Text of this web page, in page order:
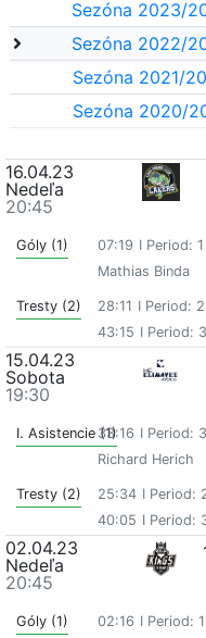
Sezóna 2023/
Sezóna 2022/
Sezóna 2021/
Sezóna 2020/
16.04.23
Nedeľa
20:45
Góly (1) 07:19 I Period: 1
Mathias Binda
Tresty (2) 28:11 I Period: 2
43:15 I Period: 3
15.04.23
Sobota
19:30
I. Asistencie (1)33:16 I Period: 3
Richard Herich
Tresty (2) 25:34 I Period:
40:05 I Period:
02.04.23
Nedeľa
20:45
Góly (1) 02:16 I Period: 1